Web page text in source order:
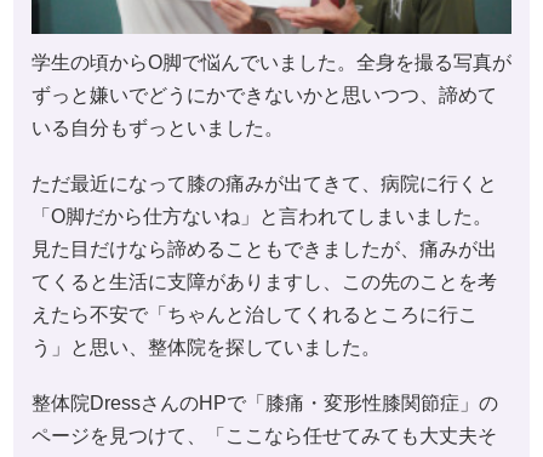
学生の頃からO脚で悩んでいました。全身を撮る写真が
ずっと嫌いでどうにかできないかと思いつつ、諦めて
いる自分もずっといました。
ただ最近になって膝の痛みが出てきて、病院に行くと
「O脚だから仕方ないね」と言われてしまいました。
見た目だけなら諦めることもできましたが、痛みが出
てくると生活に支障がありますし、この先のことを考
えたら不安で「ちゃんと治してくれるところに行こ
う」と思い、整体院を探していました。
整体院DressさんのHPで「膝痛・変形性膝関節症」の
ページを見つけて、「ここなら任せてみても大丈夫そ